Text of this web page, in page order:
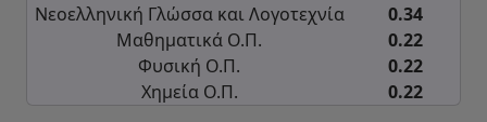
Νεοελληνική Γλώσσα και Λογοτεχνία
0.34
Μαθηματικά Ο.Π.
0.22
Φυσική Ο.Π.
0.22
Χημεία Ο.Π.
0.22